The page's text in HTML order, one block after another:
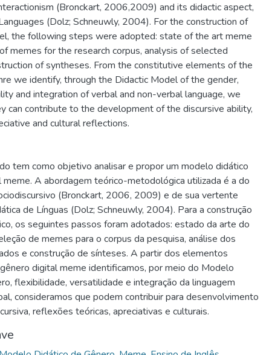
(Bronckart, 2006,2009) and its didactic aspect,
(Dolz; Schneuwly, 2004). For the construction of
the following steps were adopted: state of the art meme
memes for the research corpus, analysis of selected
of syntheses. From the constitutive elements of the
we identify, through the Didactic Model of the gender,
and integration of verbal and non-verbal language, we
can contribute to the development of the discursive ability,
and cultural reflections.
tem como objetivo analisar e propor um modelo didático
A abordagem teórico-metodológica utilizada é a do
(Bronckart, 2006, 2009) e de sua vertente
de Línguas (Dolz; Schneuwly, 2004). Para a construção
os seguintes passos foram adotados: estado da arte do
de memes para o corpus da pesquisa, análise dos
e construção de sínteses. A partir dos elementos
digital meme identificamos, por meio do Modelo
flexibilidade, versatilidade e integração da linguagem
consideramos que podem contribuir para desenvolvimento
reflexões teóricas, apreciativas e culturais.